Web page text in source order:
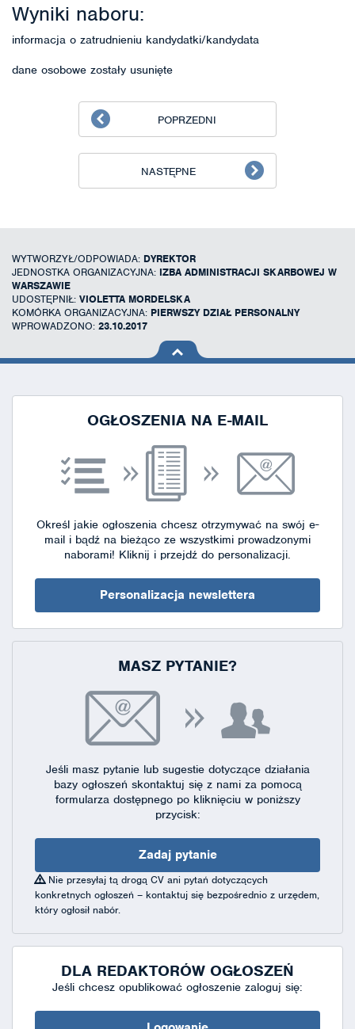
Wyniki naboru:
informacja o zatrudnieniu kandydatki/kandydata
dane osobowe zostały usunięte
POPRZEDNI
NASTĘPNE
WYTWORZYŁ/ODPOWIADA: DYREKTOR
JEDNOSTKA ORGANIZACYJNA: IZBA ADMINISTRACJI SKARBOWEJ W
WARSZAWIE
UDOSTĘPNIŁ: VIOLETTA MORDELSKA
KOMÓRKA ORGANIZACYJNA: PIERWSZY DZIAŁ PERSONALNY
WPROWADZONO: 23.10.2017
na górę
OGŁOSZENIA NA E-MAIL
Określ jakie ogłoszenia chcesz otrzymywać na swój e-
mail i bądź na bieżąco ze wszystkimi prowadzonymi
naborami! Kliknij i przejdź do personalizacji.
Personalizacja newslettera
MASZ PYTANIE?
Jeśli masz pytanie lub sugestie dotyczące działania
bazy ogłoszeń skontaktuj się z nami za pomocą
formularza dostępnegopo kliknięciu w poniższy
przycisk:
Zadaj pytanie
Nie przesyłaj tą drogą CV ani pytań dotyczących
konkretnych ogłoszeń – kontaktuj się bezpośrednio z urzędem,
który ogłosił nabór.
DLA REDAKTORÓW OGŁOSZEŃ
Jeśli chcesz opublikować ogłoszenie zaloguj się: